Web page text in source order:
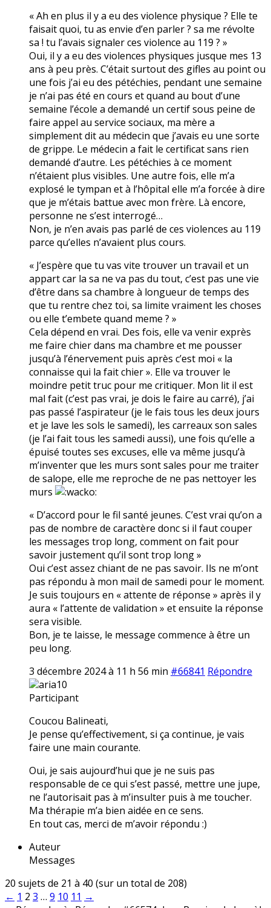
« Ah en plus il y a eu des violence physique ? Elle te
faisait quoi, tu as envie d’en parler ? sa me révolte
sa ! tu l’avais signaler ces violence au 119 ? »
Oui, il y a eu des violences physiques jusque mes 13
ans à peu près. C’était surtout des gifles au point ou
une fois j’ai eu des pétéchies, pendant une semaine
je n’ai pas été en cours et quand au bout d’une
semaine l’école a demandé un certif sous peine de
faire appel au service sociaux, ma mère a
simplement dit au médecin que j’avais eu une sorte
de grippe. Le médecin a fait le certificat sans rien
demandé d’autre. Les pétéchies à ce moment
n’étaient plus visibles. Une autre fois, elle m’a
explosé le tympan et à l’hôpital elle m’a forcée à dire
que je m’étais battue avec mon frère. Là encore,
personne ne s’est interrogé…
Non, je n’en avais pas parlé de ces violences au 119
parce qu’elles n’avaient plus cours.
« J’espère que tu vas vite trouver un travail et un
appart car la sa ne va pas du tout, c’est pas une vie
d’être dans sa chambre à longueur de temps des
que tu rentre chez toi, sa limite vraiment les choses
ou elle t’embete quand meme ? »
Cela dépend en vrai. Des fois, elle va venir exprès
me faire chier dans ma chambre et me pousser
jusqu’à l’énervement puis après c’est moi « la
connaisse qui la fait chier ». Elle va trouver le
moindre petit truc pour me critiquer. Mon lit il est
mal fait (c’est pas vrai, je dois le faire au carré), j’ai
pas passé l’aspirateur (je le fais tous les deux jours
et je lave les sols le samedi), les carreaux son sales
(je l’ai fait tous les samedi aussi), une fois qu’elle a
épuisé toutes ses excuses, elle va même jusqu’à
m’inventer que les murs sont sales pour me traiter
de salope, elle me reproche de ne pas nettoyer les
murs
« D’accord pour le fil santé jeunes. C’est vrai qu’on a
pas de nombre de caractère donc si il faut couper
les messages trop long, comment on fait pour
savoir justement qu’il sont trop long »
Oui c’est assez chiant de ne pas savoir. Ils ne m’ont
pas répondu à mon mail de samedi pour le moment.
Je suis toujours en « attente de réponse » après il y
aura « l’attente de validation » et ensuite la réponse
sera visible.
Bon, je te laisse, le message commence à être un
peu long.
3 décembre 2024 à 11 h 56 min #66841 Répondre
aria10
Participant
Coucou Balineati,
Je pense qu’effectivement, si ça continue, je vais
faire une main courante.
Oui, je sais aujourd’hui que je ne suis pas
responsable de ce qui s’est passé, mettre une jupe,
ne l’autorisait pas à m’insulter puis à me toucher.
Ma thérapie m’a bien aidée en ce sens.
En tout cas, merci de m’avoir répondu :)
Auteur
Messages
20 sujets de 21 à 40 (sur un total de 208)
← 1 2 3 … 9 10 11 →